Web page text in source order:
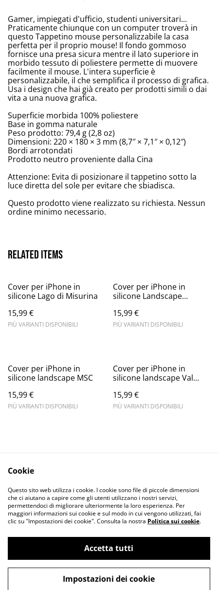
Gamer, impiegati d'ufficio, studenti universitari...
Praticamente chiunque con un computer troverà in
questo Tappetino mouse personalizzabile la casa
perfetta per il proprio mouse! Il fondo gommoso
fornisce una presa sicura mentre il lato superiore in
morbido tessuto di poliestere permette di muovere
facilmente il mouse. L'intera superficie è
personalizzabile, il che semplifica il processo di grafica.
Usa i design che hai già creato per prodotti simili o dai
vita a una nuova grafica.
Superficie morbida 100% poliestere
Base in gomma naturale
Peso prodotto: 79,4 g (2,8 oz)
Dimensioni: 220 × 180 × 3 mm (8,7″ × 7,1″ × 0,12″)
Bordi arrotondati
Prodotto neutro proveniente dalla Cina
Attenzione: Evita di posizionare il tappetino sotto la
luce diretta del sole per evitare che sbiadisca.
Questo prodotto viene realizzato su richiesta. Nessun
ordine minimo necessario.
Related items
Cover per iPhone in
silicone Lago di Misurina
15,99 €
PIÙ VARIANTI DISPONIBILI
Cover per iPhone in
silicone Landscape
15,99 €
PIÙ VARIANTI DISPONIBILI
Cover per iPhone in
silicone landscape MSC
15,99 €
PIÙ VARIANTI DISPONIBILI
Cover per iPhone in
silicone landscape Val
15,99 €
PIÙ VARIANTI DISPONIBILI
Informativa sulla
privacy
Terms and
conditions
©2026Merlin Visual
powered by
Cookie
Questo sito web utilizza i cookie. I cookie sono file di piccole dimensioni
che ci aiutano a capire come gli utenti utilizzano i nostri servizi,
permettendoci di migliorare ulteriormente la loro esperienza. Per
maggiori informazioni sui cookie e sul modo in cui vengono utilizzati, fai
clic su "Impostazioni dei cookie". Consulta la nostra Politica sui cookie.
Accetta tutti
Impostazioni dei cookie